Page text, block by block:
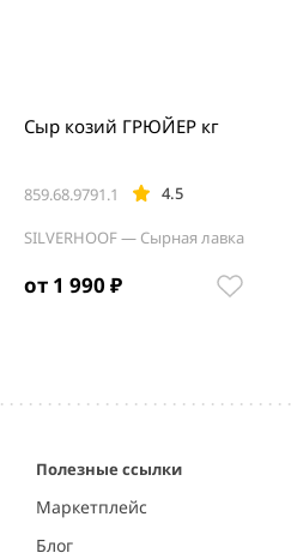
от 1 990 ₽
859.68.9791.1 4.5
Сыр козий ГРЮЙЕР кг
SILVERHOOF — Сырная лавка
5
Полезные ссылки
Маркетплейс
Блог